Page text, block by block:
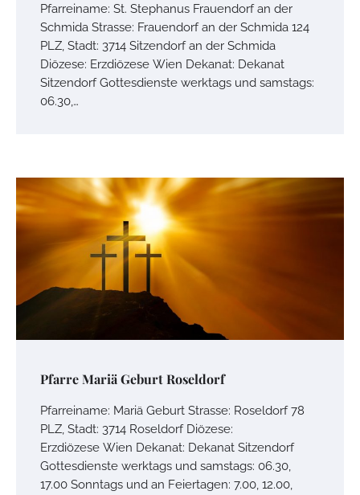
Pfarreiname: St. Stephanus Frauendorf an der
Schmida Strasse: Frauendorf an der Schmida 124
PLZ, Stadt: 3714 Sitzendorf an der Schmida
Diözese: Erzdiözese Wien Dekanat: Dekanat
Sitzendorf Gottesdienste werktags und samstags:
06.30,…
Pfarre Mariä Geburt Roseldorf
Pfarreiname: Mariä Geburt Strasse: Roseldorf 78
PLZ, Stadt: 3714 Roseldorf Diözese:
Erzdiözese Wien Dekanat: Dekanat Sitzendorf
Gottesdienste werktags und samstags: 06.30,
17.00 Sonntags und an Feiertagen: 7.00, 12.00,